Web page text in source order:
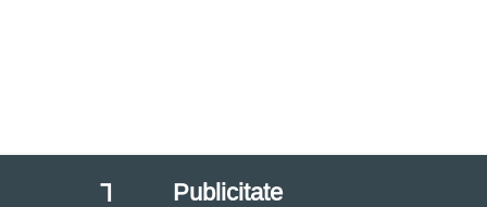
⅂ Publicitate